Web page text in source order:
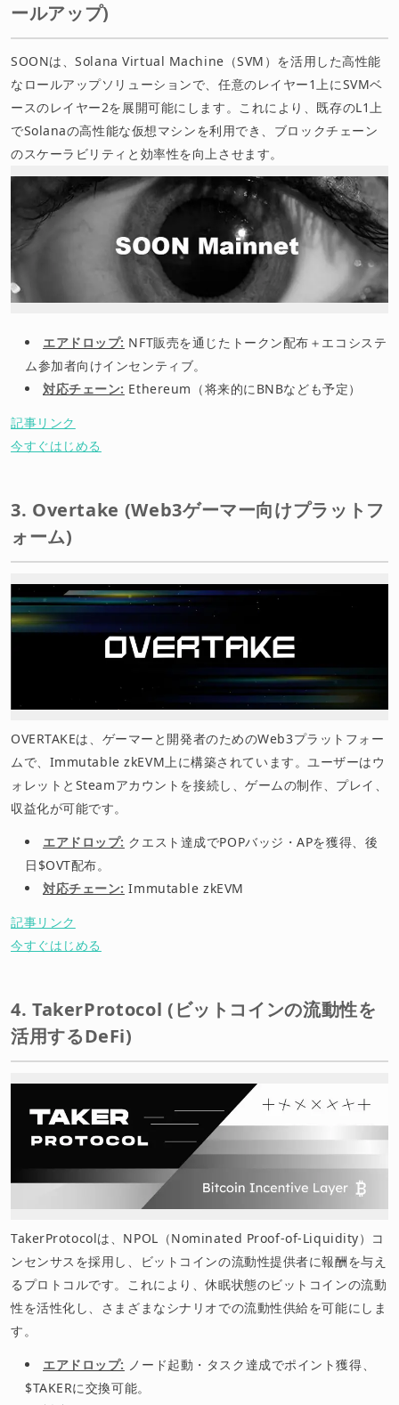
ールアップ)
SOONは、Solana Virtual Machine（SVM）を活用した高性能
なロールアップソリューションで、任意のレイヤー1上にSVMベ
ースのレイヤー2を展開可能にします。これにより、既存のL1上
でSolanaの高性能な仮想マシンを利用でき、ブロックチェーン
のスケーラビリティと効率性を向上させます。
エアドロップ: NFT販売を通じたトークン配布＋エコシステ
ム参加者向けインセンティブ。
対応チェーン: Ethereum（将来的にBNBなども予定）
記事リンク
今すぐはじめる
3. Overtake (Web3ゲーマー向けプラットフ
ォーム)
OVERTAKEは、ゲーマーと開発者のためのWeb3プラットフォー
ムで、Immutable zkEVM上に構築されています。ユーザーはウ
ォレットとSteamアカウントを接続し、ゲームの制作、プレイ、
収益化が可能です。
エアドロップ: クエスト達成でPOPバッジ・APを獲得、後
日$OVT配布。
対応チェーン: Immutable zkEVM
記事リンク
今すぐはじめる
4. TakerProtocol (ビットコインの流動性を
活用するDeFi)
TakerProtocolは、NPOL（Nominated Proof-of-Liquidity）コ
ンセンサスを採用し、ビットコインの流動性提供者に報酬を与え
るプロトコルです。これにより、休眠状態のビットコインの流動
性を活性化し、さまざまなシナリオでの流動性供給を可能にしま
す。
エアドロップ: ノード起動・タスク達成でポイント獲得、
$TAKERに交換可能。